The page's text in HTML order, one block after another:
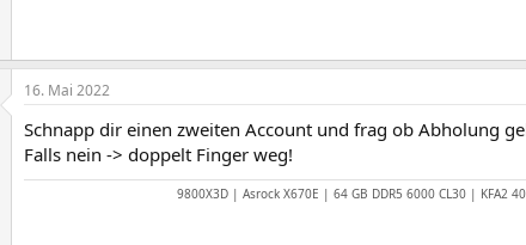
16. Mai 2022
Schnapp dir einen zweiten Account und frag ob Abholung
Falls nein -> doppelt Finger weg!
9800X3D | Asrock X670E | 64 GB DDR5 6000 CL30 | KFA2